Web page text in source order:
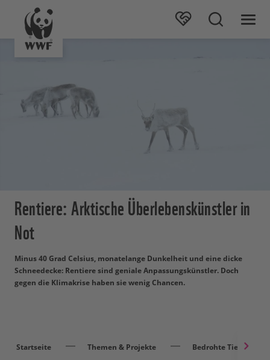
Rentiere: Arktische Überlebenskünstler in
Not
Minus 40 Grad Celsius, monatelange Dunkelheit und eine dicke
Schneedecke: Rentiere sind geniale Anpassungskünstler. Doch
gegen die Klimakrise haben sie wenig Chancen.
Startseite Themen & Projekte Bedrohte Tierarten